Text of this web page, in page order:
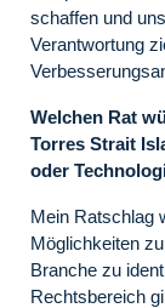
schaffen und
Verantwortung
Welchen Rat
Torres Strait
oder
Mein Ratschlag
Möglichkeiten
Branche zu
Rechtsbereich